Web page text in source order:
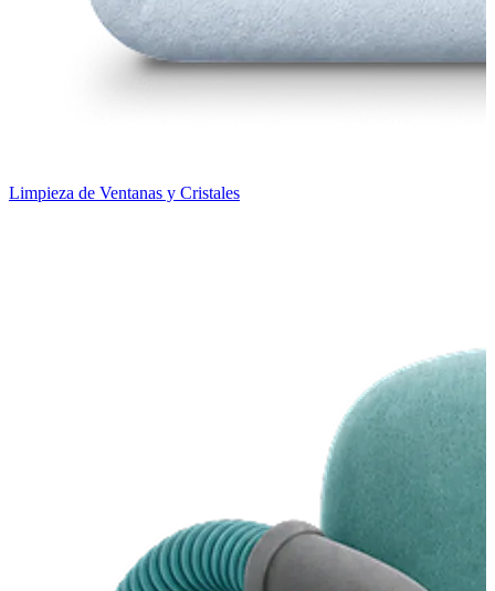
Limpieza de Ventanas y Cristales